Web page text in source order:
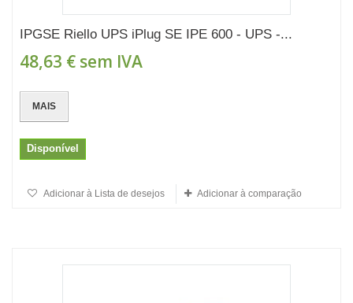
IPGSE Riello UPS iPlug SE IPE 600 - UPS -...
48,63 € sem IVA
MAIS
Disponível
Adicionar à Lista de desejos Adicionar à comparação